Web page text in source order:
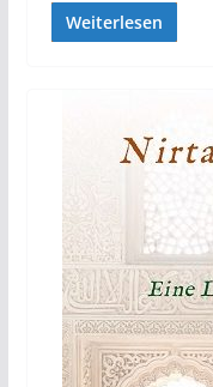
Weiterlesen